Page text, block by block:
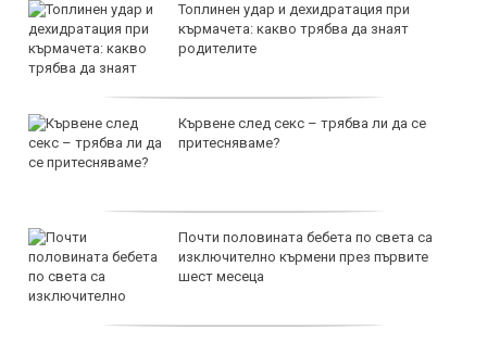
Топлинен удар и дехидратация при
кърмачета: какво трябва да знаят
родителите
Кървене след секс – трябва ли да се
притесняваме?
Почти половината бебета по света са
изключително кърмени през първите
шест месеца